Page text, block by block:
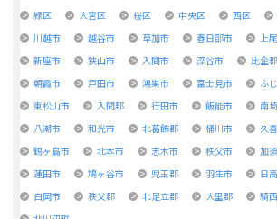
緑区
大宮区 桜区 中央区 西区
川越市
越谷市 草加市 春日部市 上
新座市
狭山市 入間市 深谷市 比企郡
朝霞市
戸田市 鴻巣市 富士見市 ふ
東松山市
入間郡 行田市 飯能市 南
八潮市
和光市 北葛飾郡 桶川市 久
鶴ヶ島市
北本市 志木市 秩父市 加
蓮田市
鳩ヶ谷市 児玉郡 羽生市 日
白岡市
秩父郡 北足立郡 大里郡 騎